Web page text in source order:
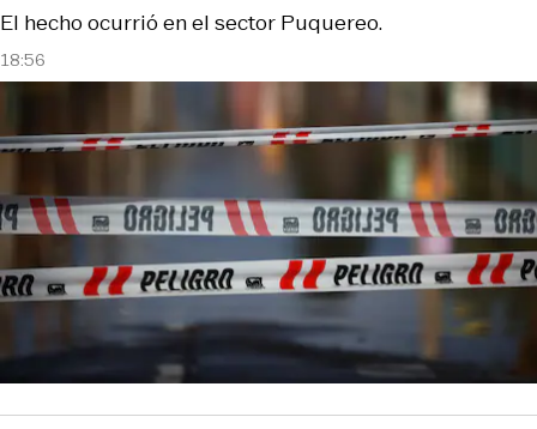
18:56
El hecho ocurrió en el sector Puquereo.